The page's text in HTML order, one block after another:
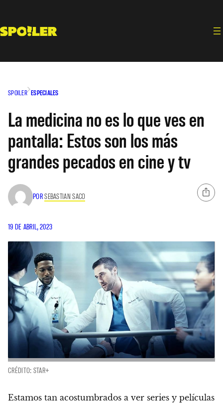
contenido
SPOILER ESPECIALES
La medicina no es lo que ves en
pantalla: Estos son los más
grandes pecados en cine y tv
PORSEBASTIAN SACO
19 DE ABRIL, 2023
CRÉDITO: STAR+
Estamos tan acostumbrados a ver series y películas